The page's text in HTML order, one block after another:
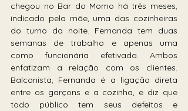
chegou no Bar do Momo há três meses,
indicado pela mãe, uma das cozinheiras
do turno da noite. Fernanda tem duas
semanas de trabalho e apenas uma
como funcionária efetivada. Ambos
enfatizam a relação com os clientes.
Balconista, Fernanda é a ligação direta
entre os garçons e a cozinha, e diz que
todo público tem seus defeitos e